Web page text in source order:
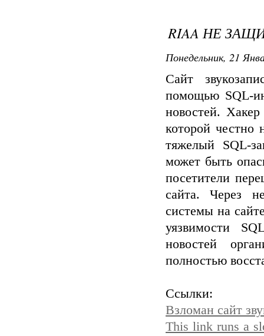
RIAA НЕ
Понедельник, 21
Сайт
помощью SQL-
новостей.
которой честно
тяжелый SQL-
может быть
посетители
сайта. Через
системы на
уязвимости
новостей
полностью
Ссылки:
Взломан сайт
This link runs a